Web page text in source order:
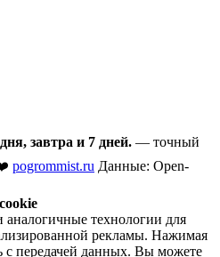
завтра и 7 дней. — точный
pogrommist.ru Данные: Open-
аналогичные технологии для
рекламы. Нажимая
с передачей данных. Вы можете